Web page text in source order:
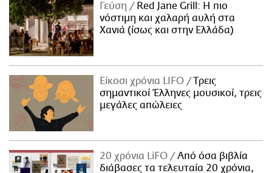
Γεύση
Red Jane Grill: Η πιο
νόστιμη και χαλαρή αυλή στα
Χανιά (ίσως και στην Ελλάδα)
Είκοσι χρόνια LIFO
Tρεις
σημαντικοί Έλληνες μουσικοί, τρεις
μεγάλες απώλειες
20 χρόνια LiFO
Από όσα βιβλία
διάβασες τα τελευταία 20 χρόνια,